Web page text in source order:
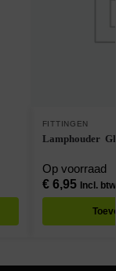
FITTINGEN
Lamphouder 
Op voorraad
€6,95 Incl. btw